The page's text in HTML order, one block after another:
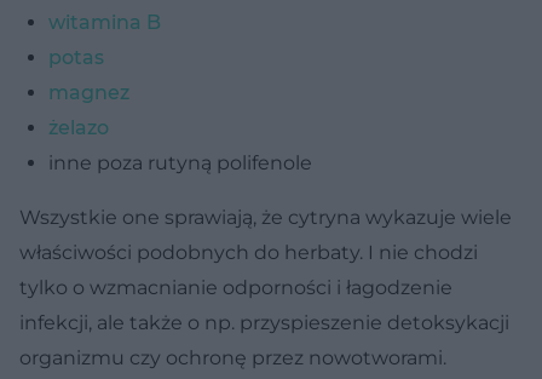
witamina B
potas
magnez
żelazo
inne poza rutyną polifenole
Wszystkie one sprawiają, że cytryna wykazuje wiele
właściwości podobnych do herbaty. I nie chodzi
tylko o wzmacnianie odporności i łagodzenie
infekcji, ale także o np. przyspieszenie detoksykacji
organizmu czy ochronę przez nowotworami.